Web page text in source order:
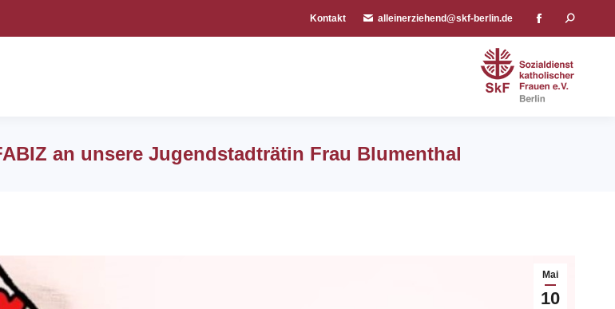
Kontakt alleinerziehend@skf-berlin.de
Facebook
opens
in
Search:
an unsere Jugendstadträtin Frau Blumenthal
Mai
10
Kontakt alleinerziehend@skf-berlin.de
Facebook
opens
in
Search: